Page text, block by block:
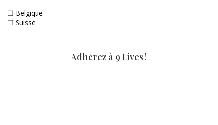
☐ Belgique
☐ Suisse
Adhérez à 9 Lives !